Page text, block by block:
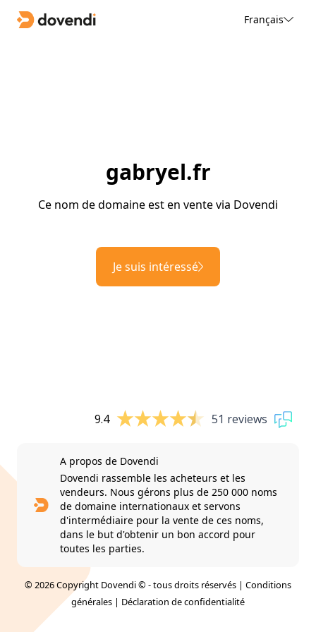
Français
gabryel.fr
Ce nom de domaine est en vente via Dovendi
Je suis intéressé
9.4 51 reviews
A propos de Dovendi
Dovendi rassemble les acheteurs et les
vendeurs. Nous gérons plus de 250 000 noms
de domaine internationaux et servons
d'intermédiaire pour la vente de ces noms,
dans le but d'obtenir un bon accord pour
toutes les parties.
© 2026 Copyright Dovendi © - tous droits réservés | Conditions
générales | Déclaration de confidentialité